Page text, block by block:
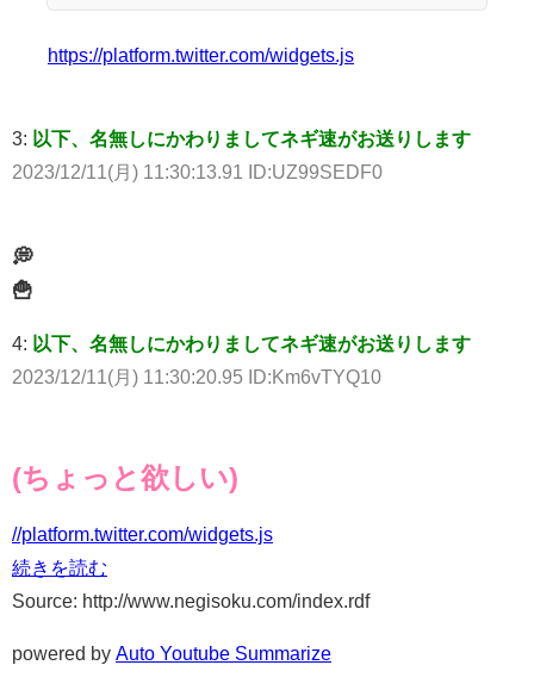
https://platform.twitter.com/widgets.js
3: 以下、名無しにかわりましてネギ速がお送りします
2023/12/11(月) 11:30:13.91 ID:UZ99SEDF0
💭
🍟
4: 以下、名無しにかわりましてネギ速がお送りします
2023/12/11(月) 11:30:20.95 ID:Km6vTYQ10
(ちょっと欲しい)
//platform.twitter.com/widgets.js
続きを読む
Source: http://www.negisoku.com/index.rdf
powered by Auto Youtube Summarize